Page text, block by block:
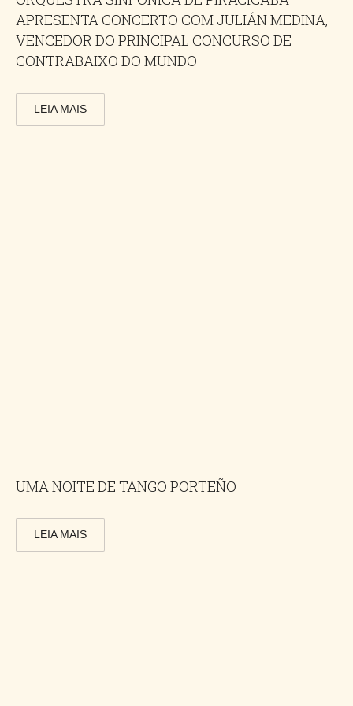
APRESENTA CONCERTO COM JULIÁN MEDINA,
VENCEDOR DO PRINCIPAL CONCURSO DE
CONTRABAIXO DO MUNDO
LEIA MAIS
UMA NOITE DE TANGO PORTEÑO
LEIA MAIS